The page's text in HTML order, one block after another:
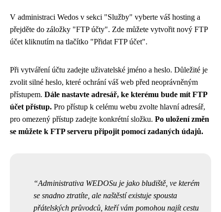
V administraci Wedos v sekci "Služby" vyberte váš hosting a
přejděte do záložky "FTP účty". Zde můžete vytvořit nový FTP
účet kliknutím na tlačítko "Přidat FTP účet".
Při vytváření účtu zadejte uživatelské jméno a heslo. Důležité je
zvolit silné heslo, které ochrání váš web před neoprávněným
přístupem. Dále nastavte adresář, ke kterému bude mít FTP
účet přístup. Pro přístup k celému webu zvolte hlavní adresář,
pro omezený přístup zadejte konkrétní složku. Po uložení změn
se můžete k FTP serveru připojit pomocí zadaných údajů.
Administrativa WEDOSu je jako bludiště, ve kterém
se snadno ztratíte, ale naštěstí existuje spousta
přátelských průvodců, kteří vám pomohou najít cestu